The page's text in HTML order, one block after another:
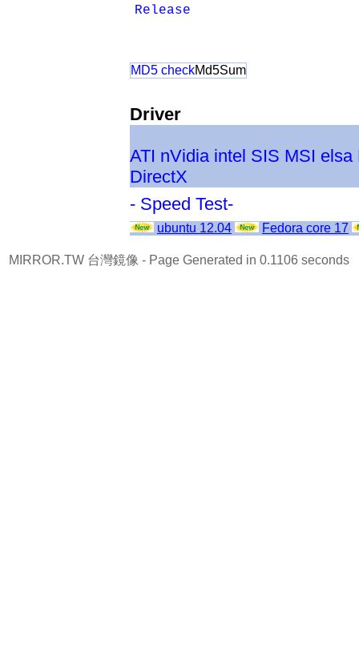
Release
MD5 checkMd5Sum
Driver
ATI nVidia intel SIS MSI elsa
DirectX
- Speed Test-
ubuntu 12.04 Fedora core 17
MIRROR.TW 台灣鏡像 - Page Generated in 0.1106 seconds